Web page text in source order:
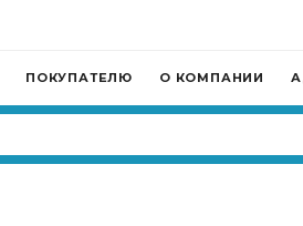
ПОКУПАТЕЛЮ О КОМПАНИИ